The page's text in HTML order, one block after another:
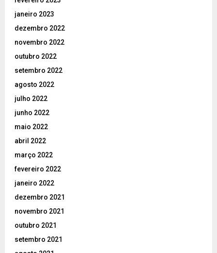
janeiro 2023
dezembro 2022
novembro 2022
outubro 2022
setembro 2022
agosto 2022
julho 2022
junho 2022
maio 2022
abril 2022
março 2022
fevereiro 2022
janeiro 2022
dezembro 2021
novembro 2021
outubro 2021
setembro 2021